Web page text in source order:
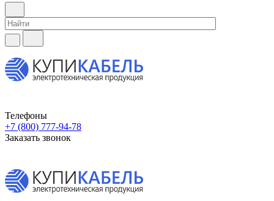
Телефоны
+7 (800) 777-94-78
Заказать звонок